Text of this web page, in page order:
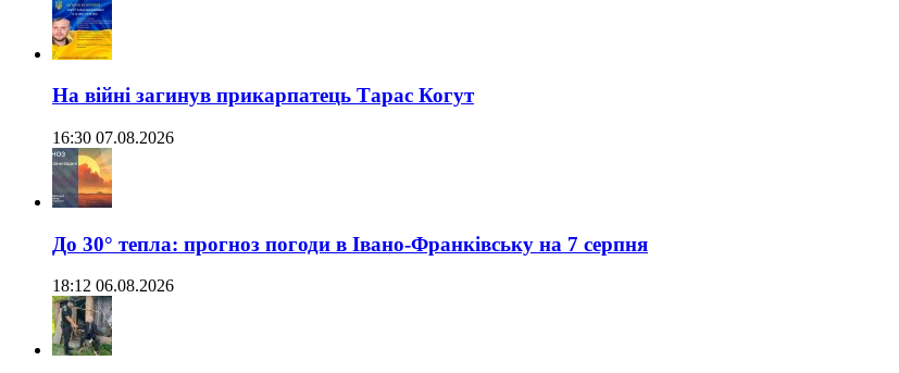
На війні загинув прикарпатець Тарас Когут
16:30 07.08.2026
До 30° тепла: прогноз погоди в Івано-Франківську на 7 серпня
18:12 06.08.2026